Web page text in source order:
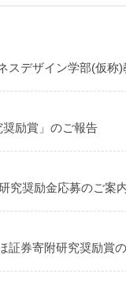
スデザイン学部(仮称
励賞」のご報告
究奨励金応募のご案
証券寄附研究奨励賞